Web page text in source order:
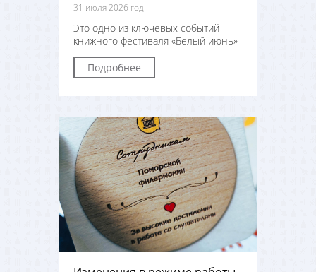
31 июля 2026 год
Это одно из ключевых событий
книжного фестиваля «Белый июнь»
Подробнее